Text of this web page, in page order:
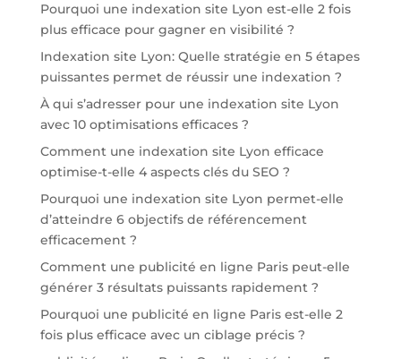
Pourquoi une indexation site Lyon est-elle 2 fois
plus efficace pour gagner en visibilité ?
Indexation site Lyon: Quelle stratégie en 5 étapes
puissantes permet de réussir une indexation ?
À qui s’adresser pour une indexation site Lyon
avec 10 optimisations efficaces ?
Comment une indexation site Lyon efficace
optimise-t-elle 4 aspects clés du SEO ?
Pourquoi une indexation site Lyon permet-elle
d’atteindre 6 objectifs de référencement
efficacement ?
Comment une publicité en ligne Paris peut-elle
générer 3 résultats puissants rapidement ?
Pourquoi une publicité en ligne Paris est-elle 2
fois plus efficace avec un ciblage précis ?